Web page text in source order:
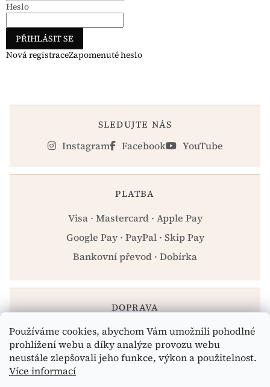
Používáme cookies, abychom Vám umožnili pohodlné
prohlížení webu a díky analýze provozu webu
neustále zlepšovali jeho funkce, výkon a použitelnost.
Více informací
Heslo
PŘIHLÁSIT SE
Nová registraceZapomenuté heslo
SLEDUJTE NÁS
Instagram Facebook YouTube
PLATBA
Visa · Mastercard · Apple Pay
Google Pay · PayPal · Skip Pay
Bankovní převod · Dobírka
DOPRAVA
Zásilkovna · PPL · Osobní odběr Praha